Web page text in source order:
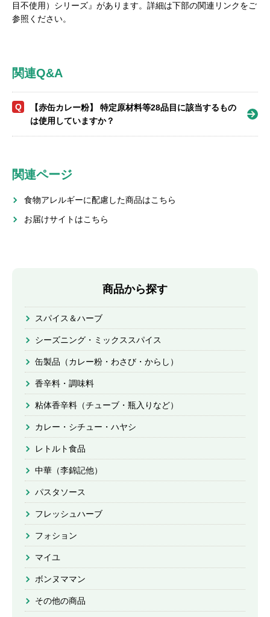
目不使用）シリーズ』があります。詳細は下部の関連リンクをご
参照ください。
関連Q&A
Q
【赤缶カレー粉】 特定原材料等28品目に該当するもの
は使用していますか？
関連ページ
食物アレルギーに配慮した商品はこちら
お届けサイトはこちら
商品から探す
スパイス＆ハーブ
シーズニング・ミックススパイス
缶製品（カレー粉・わさび・からし）
香辛料・調味料
粘体香辛料（チューブ・瓶入りなど）
カレー・シチュー・ハヤシ
レトルト食品
中華（李錦記他）
パスタソース
フレッシュハーブ
フォション
マイユ
ボンヌママン
その他の商品